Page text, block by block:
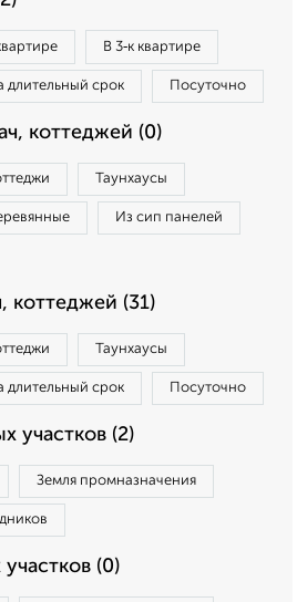
В 3‑к квартире
длительный срок Посуточно
коттеджей (0)
Таунхаусы
Из сип панелей
коттеджей (31)
Таунхаусы
длительный срок Посуточно
участков (2)
Земля промназначения
(0)